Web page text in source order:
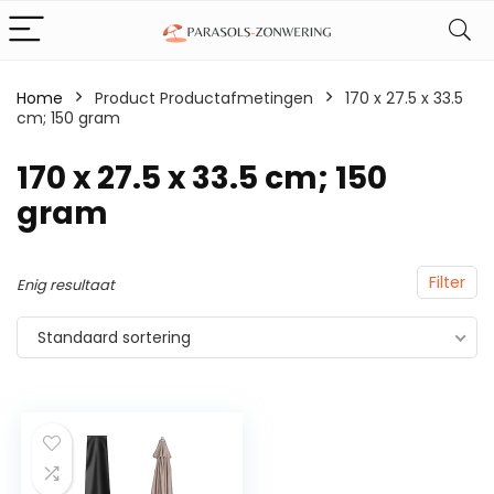
Home Product Productafmetingen
‎170 x 27.5 x 33.5
cm; 150 gram
‎170 x 27.5 x 33.5 cm; 150
gram
Filter
Enig resultaat
Standaard sortering